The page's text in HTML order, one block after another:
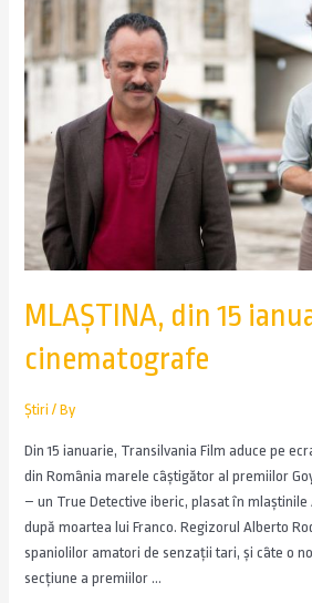
MLAȘTINA, din 15
cinematografe
Știri / By
Din 15 ianuarie, Transilvania Film aduce pe
din România marele câștigător al premiilor
– un True Detective iberic, plasat în mlaștinile
după moartea lui Franco. Regizorul Alberto
spaniolilor amatori de senzații tari, și câte o
secțiune a premiilor …